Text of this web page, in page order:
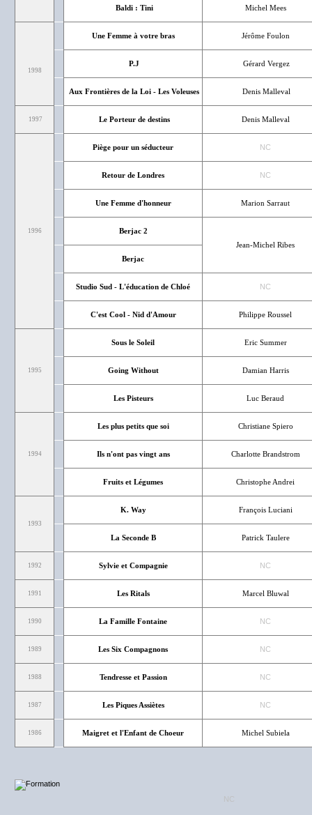
Baldi : Tini Michel Mees
1998
Une Femme à votre bras Jérôme Foulon
P.J Gérard Vergez
Aux Frontières de la Loi - Les Voleuses Denis Malleval
1997 Le Porteur de destins Denis Malleval
1996
Piège pour un séducteur NC
Retour de Londres NC
Une Femme d'honneur Marion Sarraut
Berjac 2
Jean-Michel Ribes
Berjac
Studio Sud - L'éducation de Chloé NC
C'est Cool - Nid d'Amour Philippe Roussel
1995
Sous le Soleil Eric Summer
Going Without Damian Harris
Les Pisteurs Luc Beraud
1994
Les plus petits que soi Christiane Spiero
Ils n'ont pas vingt ans Charlotte Brandstrom
Fruits et Légumes Christophe Andrei
1993
K. Way François Luciani
La Seconde B Patrick Taulere
1992 Sylvie et Compagnie NC
1991 Les Ritals Marcel Bluwal
1990 La Famille Fontaine NC
1989 Les Six Compagnons NC
1988 Tendresse et Passion NC
1987 Les Piques Assiètes NC
1986 Maigret et l'Enfant de Choeur Michel Subiela
NC